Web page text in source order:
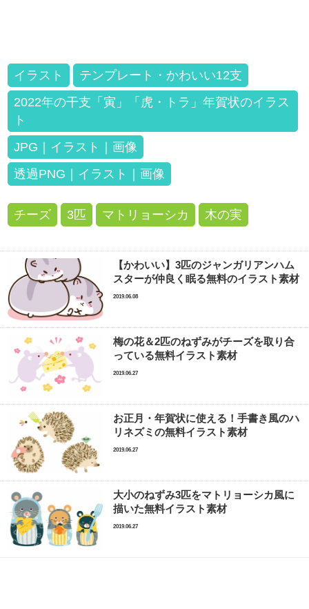
イラスト
テンプレート・かわいい12支
2022年の干支「寅」「虎・トラ」年賀状のイラス
ト
JPG｜イラスト｜画像
透過PNG｜イラスト｜画像
チーズ 3匹 マトリョーシカ 木の実
【かわいい】3匹のジャンガリアンハム
スターが仲良く眠る無料のイラスト素材
2019.06.08
梅の花＆2匹のねずみがチーズを取り合
っている無料イラスト素材
2019.06.27
お正月・年賀状に使える！手書き風のハ
リネズミの無料イラスト素材
2019.06.27
大小のねずみ3匹をマトリョーシカ風に
描いた無料イラスト素材
2019.06.27